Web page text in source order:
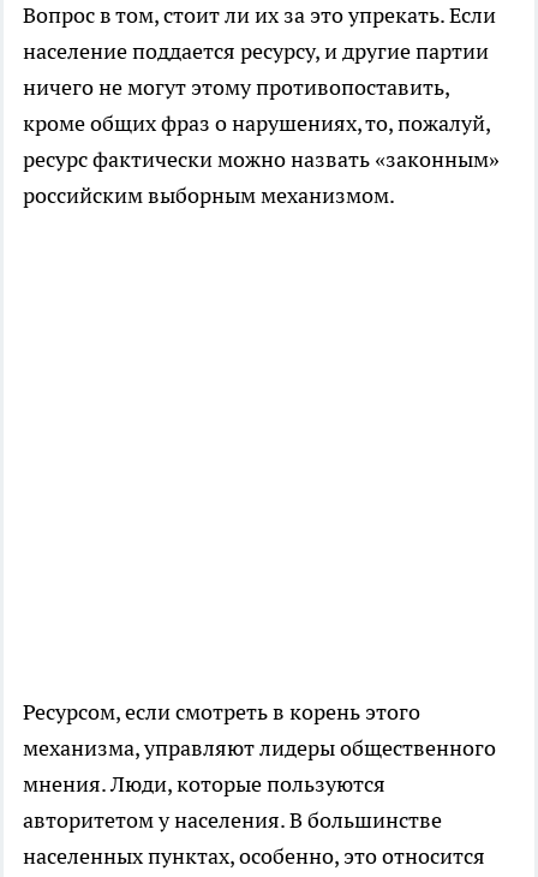
Вопрос в том, стоит ли их за это упрекать. Если
население поддается ресурсу, и другие партии
ничего не могут этому противопоставить,
кроме общих фраз о нарушениях, то, пожалуй,
ресурс фактически можно назвать «законным»
российским выборным механизмом.
Ресурсом, если смотреть в корень этого
механизма, управляют лидеры общественного
мнения. Люди, которые пользуются
авторитетом у населения. В большинстве
населенных пунктах, особенно, это относится